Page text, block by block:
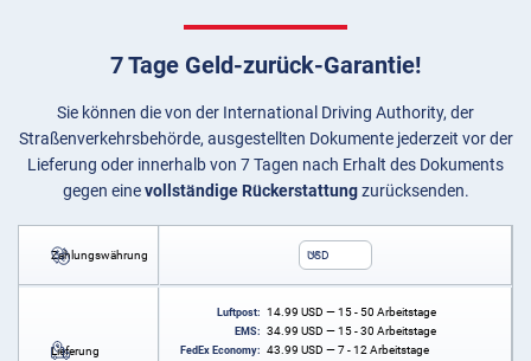
7 Tage Geld-zurück-Garantie!
Sie können die von der International Driving Authority, der
Straßenverkehrsbehörde, ausgestellten Dokumente jederzeit vor der
Lieferung oder innerhalb von 7 Tagen nach Erhalt des Dokuments
gegen einevollständige Rückerstattungzurücksenden.
Zahlungswährung USD
Lieferung
Luftpost: 14.99 USD — 15 - 50 Arbeitstage
EMS: 34.99 USD — 15 - 30 Arbeitstage
FedEx Economy: 43.99 USD — 7 - 12 Arbeitstage